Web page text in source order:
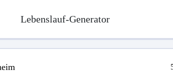
Lebenslauf-Generator